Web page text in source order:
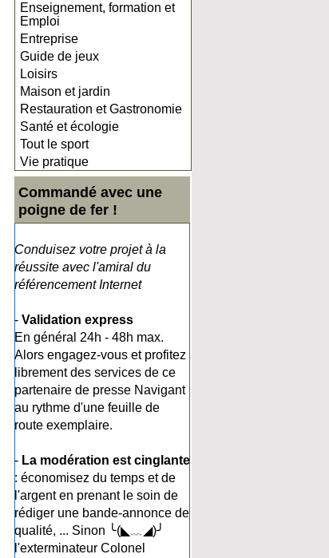
Enseignement, formation et
Emploi
Entreprise
Guide de jeux
Loisirs
Maison et jardin
Restauration et Gastronomie
Santé et écologie
Tout le sport
Vie pratique
Commandé avec une
poigne de fer !
Conduisez votre projet à la
réussite avec l'amiral du
référencement Internet
- Validation express
En général 24h - 48h max.
Alors engagez-vous et profitez
librement des services de ce
partenaire de presse Navigant
au rythme d'une feuille de
route exemplaire.
- La modération est cinglante
: économisez du temps et de
l'argent en prenant le soin de
rédiger une bande-annonce de
qualité, ... Sinon ╰(◣﹏◢)╯
l'exterminateur Colonel